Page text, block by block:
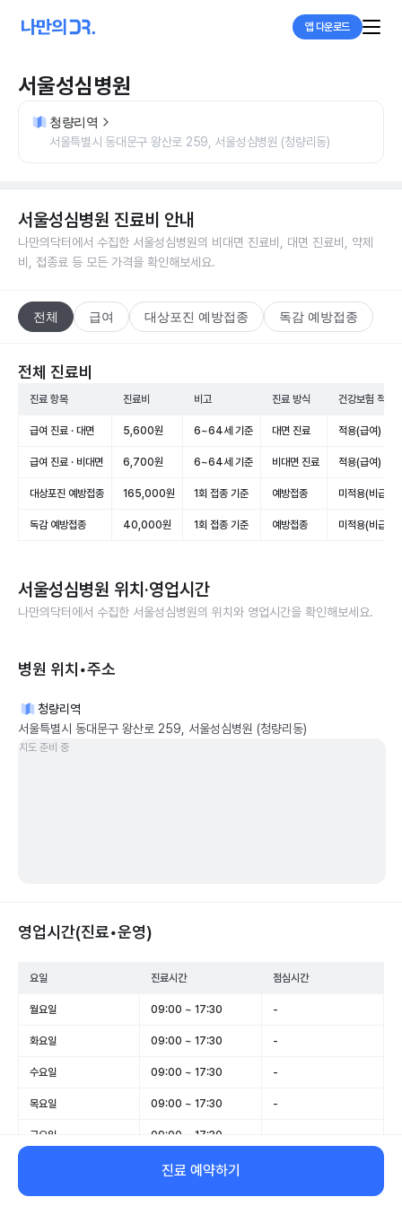
앱 다운로드
서울성심병원
청량리역
서울특별시 동대문구 왕산로 259, 서울성심병원 (청량리동)
서울성심병원 진료비 안내
나만의닥터에서 수집한 서울성심병원의 비대면 진료비, 대면 진료비, 약제
비, 접종료 등 모든 가격을 확인해보세요.
전체 급여 대상포진 예방접종 독감 예방접종
전체 진료비
진료 항목 진료비 비고 진료 방식 건강보험 적용
급여 진료 · 대면 5,600원 6~64세 기준 대면 진료 적용(급여)
급여 진료 · 비대면 6,700원 6~64세 기준 비대면 진료 적용(급여)
대상포진 예방접종 165,000원 1회 접종 기준 예방접종 미적용(비급여)
독감 예방접종 40,000원 1회 접종 기준 예방접종 미적용(비급여)
서울성심병원 위치·영업시간
나만의닥터에서 수집한 서울성심병원의 위치와 영업시간을 확인해보세요.
병원 위치•주소
청량리역
서울특별시 동대문구 왕산로 259, 서울성심병원 (청량리동)
지도 준비 중
영업시간(진료•운영)
요일 진료시간 점심시간
월요일 09:00 ~ 17:30 -
화요일 09:00 ~ 17:30 -
수요일 09:00 ~ 17:30 -
목요일 09:00 ~ 17:30 -
금요일 09:00 ~ 17:30
09:00 ~ 13:00
일요일 휴무 -
진료 예약하기